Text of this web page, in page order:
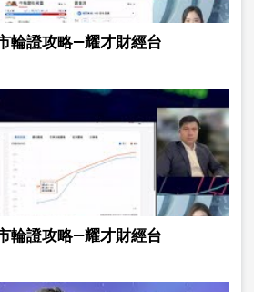
輪證攻略—耀才財經台
輪證攻略—耀才財經台